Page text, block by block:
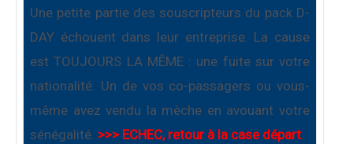
Une petite partie des souscripteurs du pack D-
DAY échouent dans leur entreprise. La cause
est TOUJOURS LA MÊME : une fuite sur votre
nationalité. Un de vos co-passagers ou vous-
même avez vendu la mèche en avouant votre
sénégalité. >>> ECHEC, retour à la case départ.